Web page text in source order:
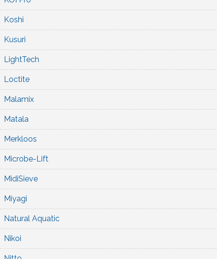
Koshi
Kusuri
LightTech
Loctite
Malamix
Matala
Merkloos
Microbe-Lift
MidiSieve
Miyagi
Natural Aquatic
Nikoi